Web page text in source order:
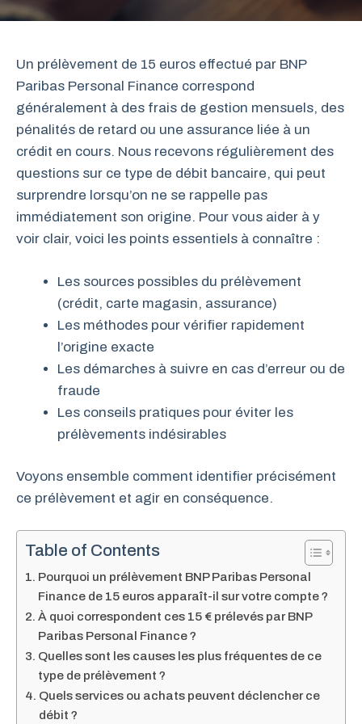
Un prélèvement de 15 euros effectué par BNP
Paribas Personal Finance correspond
généralement à des frais de gestion mensuels, des
pénalités de retard ou une assurance liée à un
crédit en cours. Nous recevons régulièrement des
questions sur ce type de débit bancaire, qui peut
surprendre lorsqu’on ne se rappelle pas
immédiatement son origine. Pour vous aider à y
voir clair, voici les points essentiels à connaître :
Les sources possibles du prélèvement
(crédit, carte magasin, assurance)
Les méthodes pour vérifier rapidement
l’origine exacte
Les démarches à suivre en cas d’erreur ou de
fraude
Les conseils pratiques pour éviter les
prélèvements indésirables
Voyons ensemble comment identifier précisément
ce prélèvement et agir en conséquence.
Table of Contents
Pourquoi un prélèvement BNP Paribas Personal
Finance de 15 euros apparaît-il sur votre compte ?
À quoi correspondent ces 15 € prélevés par BNP
Paribas Personal Finance ?
Quelles sont les causes les plus fréquentes de ce
type de prélèvement ?
Quels services ou achats peuvent déclencher ce
débit ?